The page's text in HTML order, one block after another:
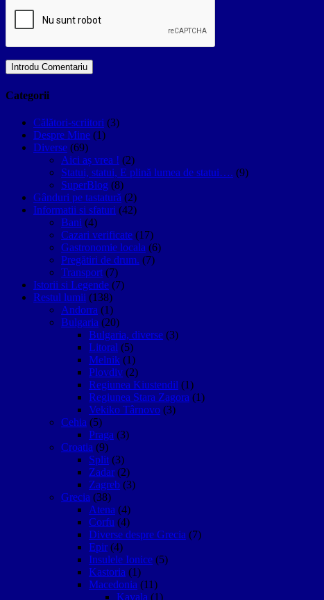
Categorii
Călători-scriitori (3)
Despre Mine (1)
Diverse (69)
Aici aș vrea ! (2)
Statui, statui, E plină lumea de statui…. (9)
SuperBlog (8)
Gânduri pe tastatură (2)
Informatii si sfaturi (42)
Bani (4)
Cazari verificate (17)
Gastronomie locala (6)
Pregătiri de drum. (7)
Transport (7)
Istorii si Legende (7)
Restul lumii (138)
Andorra (1)
Bulgaria (20)
Bulgaria, diverse (3)
Litoral (5)
Melnik (1)
Plovdiv (2)
Regiunea Kiustendil (1)
Regiunea Stara Zagora (1)
Vekiko Târnovo (3)
Cehia (5)
Praga (3)
Croatia (9)
Split (3)
Zadar (2)
Zagreb (3)
Grecia (38)
Atena (4)
Corfu (4)
Diverse despre Grecia (7)
Epir (4)
Insulele Ionice (5)
Kastoria (1)
Macedonia (11)
Kavala (1)